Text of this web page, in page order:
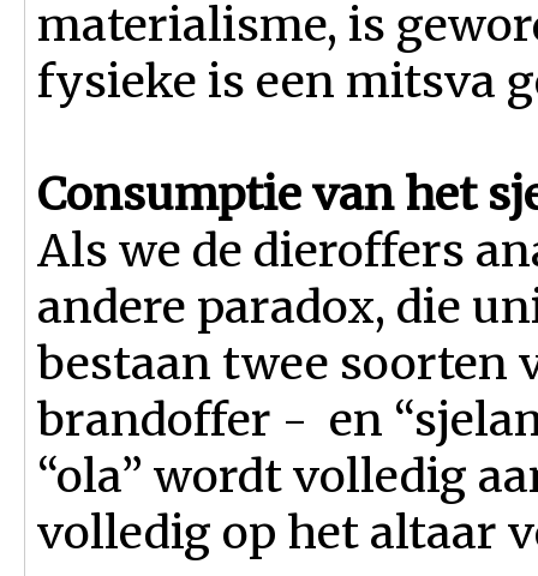
materialisme, is
fysieke is een mitsva
Consumptie van het
Als we de dieroffers
andere paradox, die
bestaan twee soorten
brandoffer - en
“ola” wordt volledig
volledig op het altaar